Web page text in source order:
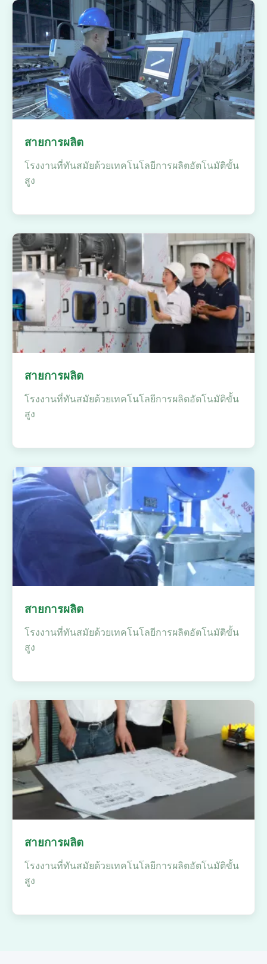
สายการผลิต
โรงงานที่ทันสมัยด้วยเทคโนโลยีการผลิตอัตโนมัติขั้น
สูง
สายการผลิต
โรงงานที่ทันสมัยด้วยเทคโนโลยีการผลิตอัตโนมัติขั้น
สูง
สายการผลิต
โรงงานที่ทันสมัยด้วยเทคโนโลยีการผลิตอัตโนมัติขั้น
สูง
สายการผลิต
โรงงานที่ทันสมัยด้วยเทคโนโลยีการผลิตอัตโนมัติขั้น
สูง